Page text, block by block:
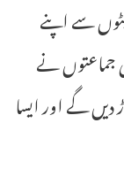
سے اپنے
جماعتوں نے
دیں گے اور ایسا